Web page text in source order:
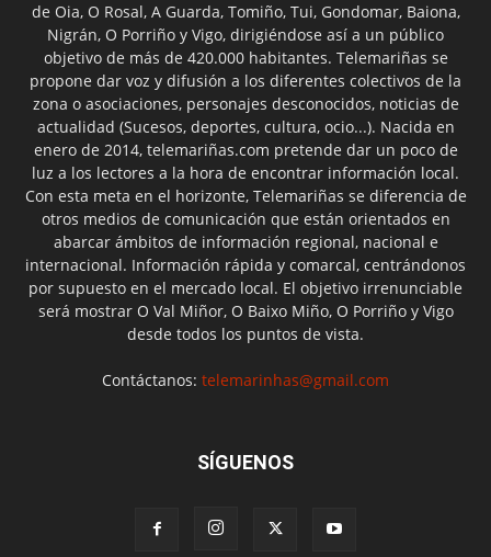
de Oia, O Rosal, A Guarda, Tomiño, Tui, Gondomar, Baiona,
Nigrán, O Porriño y Vigo, dirigiéndose así a un público
objetivo de más de 420.000 habitantes. Telemariñas se
propone dar voz y difusión a los diferentes colectivos de la
zona o asociaciones, personajes desconocidos, noticias de
actualidad (Sucesos, deportes, cultura, ocio...). Nacida en
enero de 2014, telemariñas.com pretende dar un poco de
luz a los lectores a la hora de encontrar información local.
Con esta meta en el horizonte, Telemariñas se diferencia de
otros medios de comunicación que están orientados en
abarcar ámbitos de información regional, nacional e
internacional. Información rápida y comarcal, centrándonos
por supuesto en el mercado local. El objetivo irrenunciable
será mostrar O Val Miñor, O Baixo Miño, O Porriño y Vigo
desde todos los puntos de vista.
Contáctanos: telemarinhas@gmail.com
SÍGUENOS